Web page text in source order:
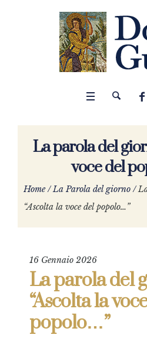
La parola del
voce del
Home /La Parola del giorno /
“Ascolta la voce del popolo…”
16 Gennaio 2026
La parola del
“Ascolta la
popolo…”